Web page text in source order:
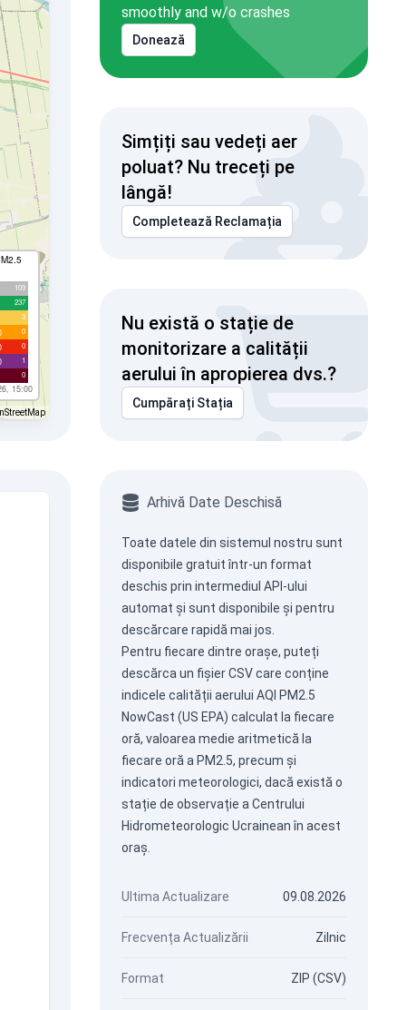
109
237
3
0
0
1
0
15:00
smoothly and w/o crashes
Donează
Simțiți sau vedeți aer
poluat? Nu treceți pe
lângă!
Completează Reclamația
Nu există o stație de
monitorizare a calității
aerului în apropierea dvs.?
Cumpărați Stația
Arhivă Date Deschisă
Toate datele din sistemul nostru sunt
disponibile gratuit într-un format
deschis prin intermediul API-ului
automat și sunt disponibile și pentru
descărcare rapidă mai jos.
Pentru fiecare dintre orașe, puteți
descărca un fișier CSV care conține
indicele calității aerului AQI PM2.5
NowCast (US EPA) calculat la fiecare
oră, valoarea medie aritmetică la
fiecare oră a PM2.5, precum și
indicatori meteorologici, dacă există o
stație de observație a Centrului
Hidrometeorologic Ucrainean în acest
oraș.
Ultima Actualizare 09.08.2026
Frecvența Actualizării Zilnic
Format ZIP (CSV)